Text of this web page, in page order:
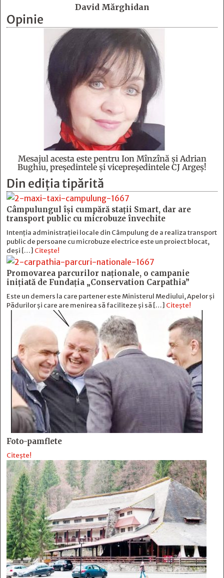
David Mărghidan
Opinie
Mesajul acesta este pentru Ion Mînzînă şi Adrian
Bughiu, preşedintele şi vicepreşedintele CJ Argeş!
Din ediția tipărită
Câmpulungul îşi cumpără staţii Smart, dar are
transport public cu microbuze învechite
Intenția administrației locale din Câmpulung de a realiza transport
public de persoane cu microbuze electrice este un proiect blocat,
deși […] Citește!
Promovarea parcurilor naționale, o campanie
inițiată de Fundația „Conservation Carpathia”
Este un demers la care partener este Ministerul Mediului, Apelor și
Pădurilor și care are menirea să faciliteze și să […] Citește!
Foto-pamflete
Citește!